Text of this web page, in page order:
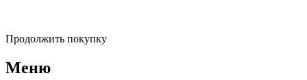
Продолжить покупку
Меню